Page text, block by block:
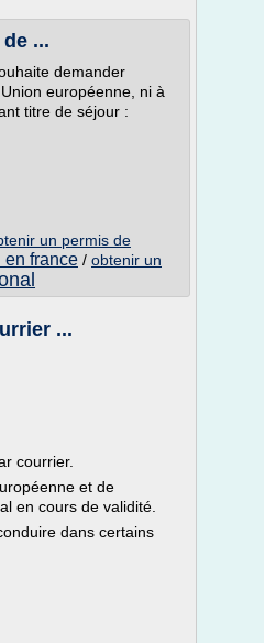
...
demander
européenne, ni à
titre de séjour :
un permis de
en france / obtenir un
...
courrier.
et de
en cours de validité.
dans certains